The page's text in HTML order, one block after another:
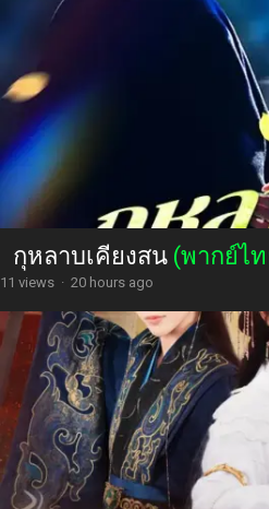
กุหลาบเคียงสน (พากย์ไ
11 views · 20 hours ago